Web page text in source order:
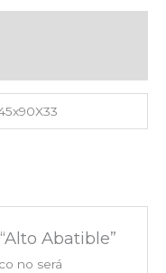
Abatible”
no será